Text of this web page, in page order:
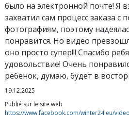
было на электронной почте! Я
захватил сам процесс заказа с
фотографиям, поэтому
понравится. Но видео
оно просто супер!!! Спасибо
удовольствие! Очень
ребенок, думаю, будет в
19.12.2025
Publié sur le site web
https://www.facebook.com/winter24.eu/